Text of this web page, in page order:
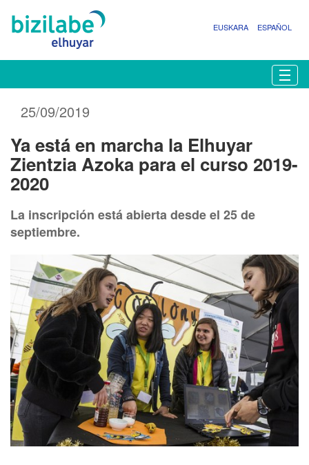
EUSKARA ESPAÑOL
25/09/2019
Ya está en marcha la Elhuyar
Zientzia Azoka para el curso 2019-
2020
La inscripción está abierta desde el 25 de
septiembre.